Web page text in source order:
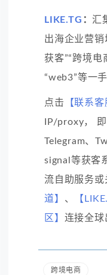
LIKE.TG ： 汇
出海企业营销
获客”“跨境电
“web3”等一
点击 【联系客
IP/proxy，
Telegram、
signal等获客
流自助服务或
道】 、
【
区】 连接全球
跨境电商